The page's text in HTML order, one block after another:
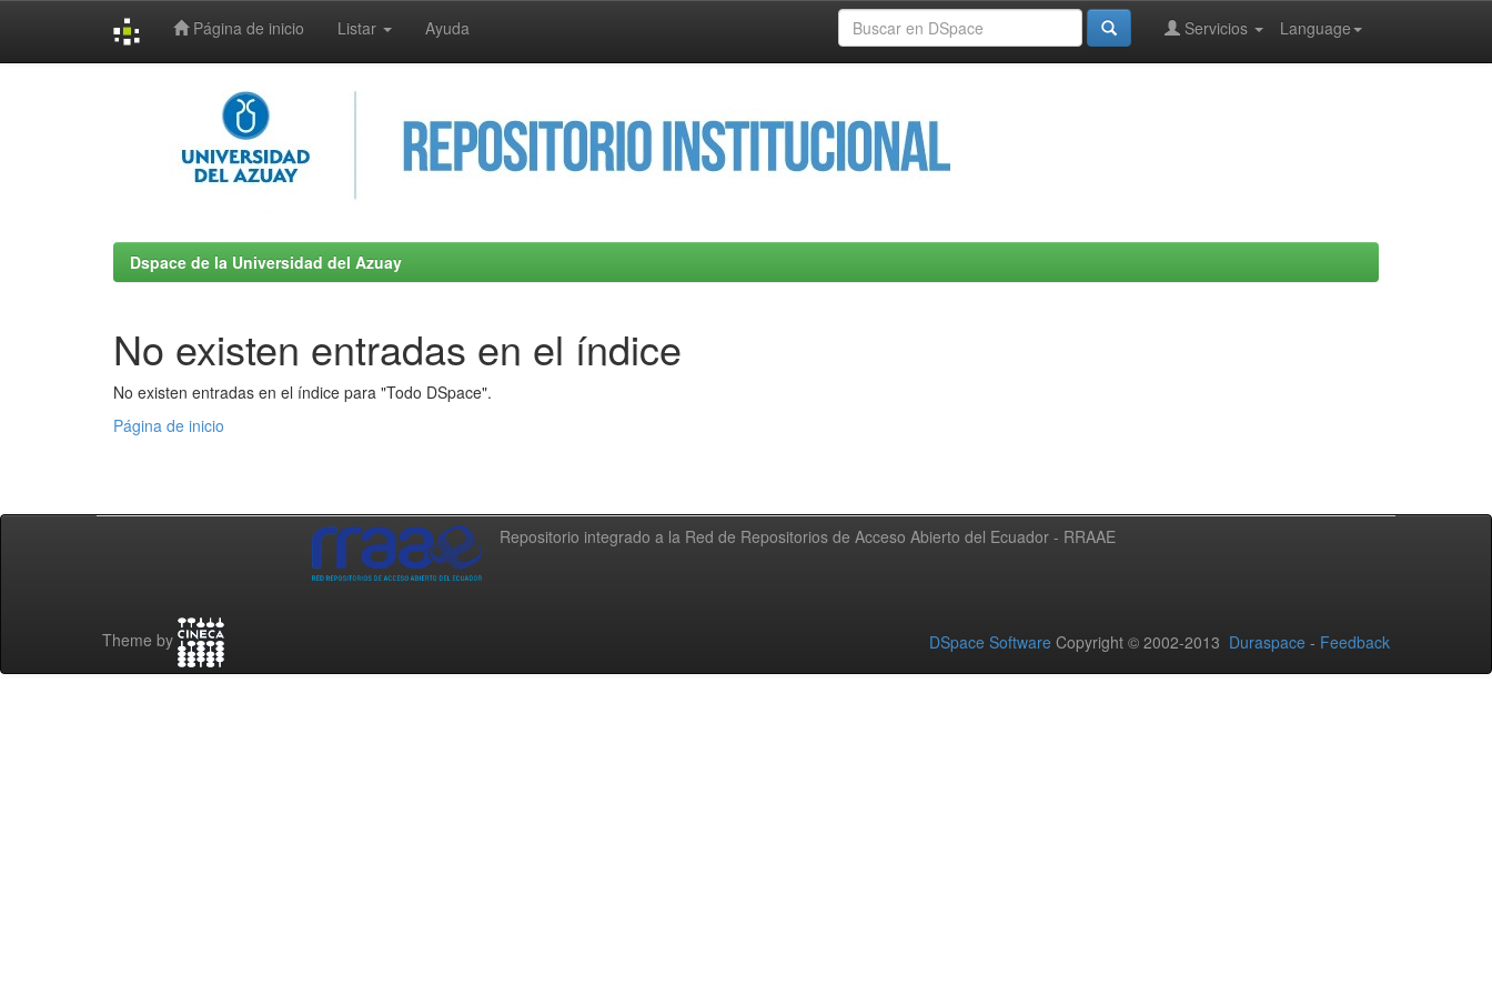
Página de inicio Listar Ayuda Language
Servicios
Dspace de la Universidad del Azuay
No existen entradas en el índice
No existen entradas en el índice para "Todo DSpace".
Página de inicio
Repositorio integrado a la Red de Repositorios de Acceso Abierto del Ecuador - RRAAE
Theme by DSpace Software Copyright © 2002-2013 Duraspace - Feedback